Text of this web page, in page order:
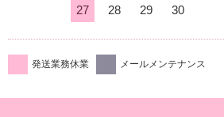
27 28 29 30
発送業務休業 メールメンテナンス